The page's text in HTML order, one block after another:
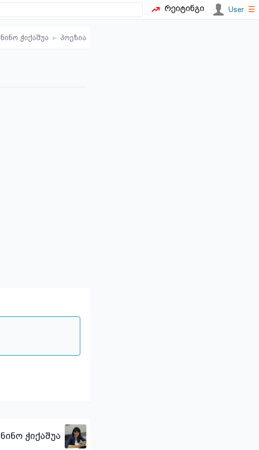
რეიტინგი User ☰
ნინო ჭიქაშუა ▸ პოეზია
ნინო ჭიქაშუა